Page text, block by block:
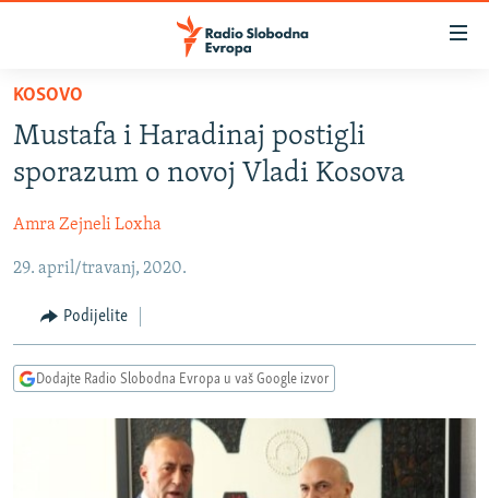
Pređite
glavni
sadržaj
Pređite
na
navigaciju
Pređite
pretragu
SRBIJA
KOSOVO
CRNA GORA
VIZUELNO
FOTOGALERIJE
PODCASTI
RAT U UKRAJINI
KINA NA BALKANU
RSE PRIČE IZ SVIJETA
KOSOVO
Mustafa i Haradinaj postigli
sporazum o novoj Vladi Kosova
Amra Zejneli Loxha
29. april/travanj, 2020.
Podijelite
Dodajte Radio Slobodna Evropa u vaš Google izvor